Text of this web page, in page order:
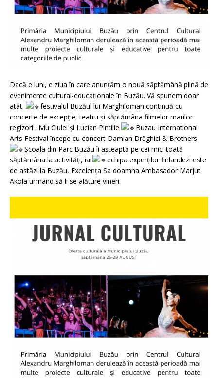
Dacă e luni, e ziua în care anunțăm o nouă săptămână plină de
evenimente cultural-educaționale în Buzău. Vă spunem doar
atât:
festivalul Buzăul lui Marghiloman continuă cu
concerte de excepție, teatru și săptămâna filmelor marilor
regizori Liviu Ciulei și Lucian Pintilie
Buzau International
Arts Festival începe cu concert Damian Drăghici & Brothers
Școala din Parc Buzău îi așteaptă pe cei mici toată
săptămâna la activități, iar
echipa experților finlandezi este
de astăzi la Buzău, Excelența Sa doamna Ambasador Marjut
Akola urmând să li se alăture vineri.